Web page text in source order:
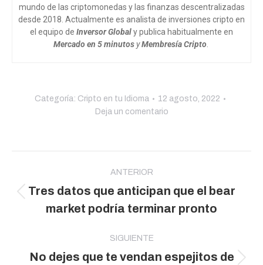
mundo de las criptomonedas y las finanzas descentralizadas
desde 2018. Actualmente es analista de inversiones cripto en
el equipo de Inversor Globaly publica habitualmente en
Mercado en 5 minutosyMembresía Cripto
Categoría: Cripto en tu Idioma
12 agosto, 2022
Deja un comentario
publicaciones
ANTERIOR
Publicación
anterior:
Tres datos que anticipan que el bear
market podría terminar pronto
SIGUIENTE
Publicación
No dejes que te vendan espejitos de